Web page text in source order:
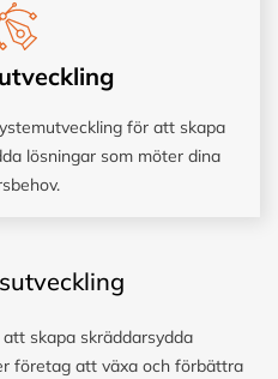
för att skapa
lösningar som möter dina
skapa skräddarsydda
företag att växa och förbättra